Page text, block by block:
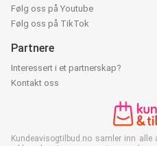
Følg oss på Youtube
Følg oss på TikTok
Partnere
Interessert i et partnerskap?
Kontakt oss
Kundeavisogtilbud.no samler inn alle